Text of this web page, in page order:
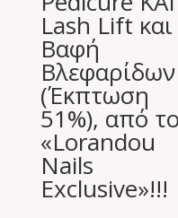
Lash Lift και
Βαφή
Βλεφαρίδων
(Έκπτωση
51%), από το
«Lorandou
Nails
Exclusive»!!!